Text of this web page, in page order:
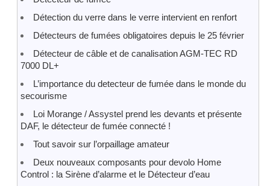
Détection du verre dans le verre intervient en renfort
Détecteurs de fumées obligatoires depuis le 25 février
Détecteur de câble et de canalisation AGM-TEC RD
7000 DL+
L’importance du detecteur de fumée dans le monde du
secourisme
Loi Morange / Assystel prend les devants et présente
DAF, le détecteur de fumée connecté !
Tout savoir sur l’orpaillage amateur
Deux nouveaux composants pour devolo Home
Control : la Sirène d’alarme et le Détecteur d’eau